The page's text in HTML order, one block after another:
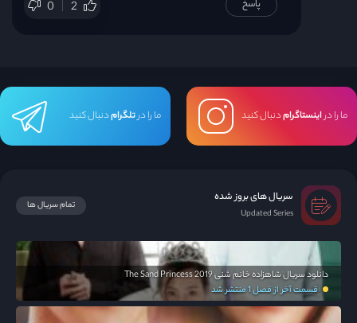
0 2 پاسخ
ما را دراینستاگرامدنبال کنید ما را درتلگرامدنبال کنید
سریال های بروز شده
Updated Series
تمام سریال ها
دانلود سریال شاهزاده خانم شنی The Sand Princess 2019
قسمت آخر از فصل 1 منتشر شد